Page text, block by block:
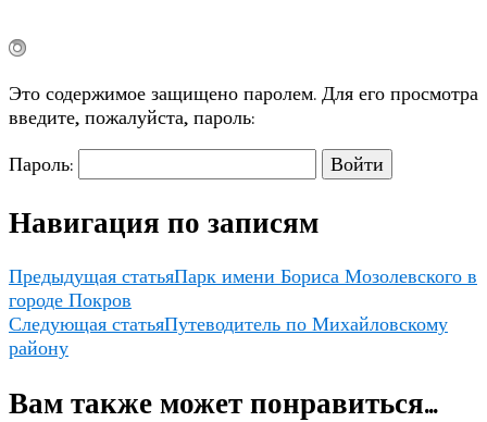
Это содержимое защищено паролем. Для его просмотра
введите, пожалуйста, пароль:
Пароль:
Навигация по записям
Предыдущая статьяПарк имени Бориса Мозолевского в
городе Покров
Следующая статьяПутеводитель по Михайловскому
району
Вам также может понравиться...